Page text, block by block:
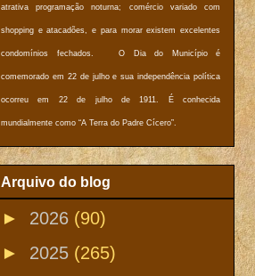
atrativa programação noturna; comércio variado com
shopping e atacadões, e para morar existem excelentes
condomínios fechados. O Dia do Município é
comemorado em 22 de julho e sua independência política
ocorreu em 22 de julho de 1911. É conhecida
mundialmente como “A Terra do Padre Cícero”.
Arquivo do blog
► 2026 (90)
► 2025 (265)